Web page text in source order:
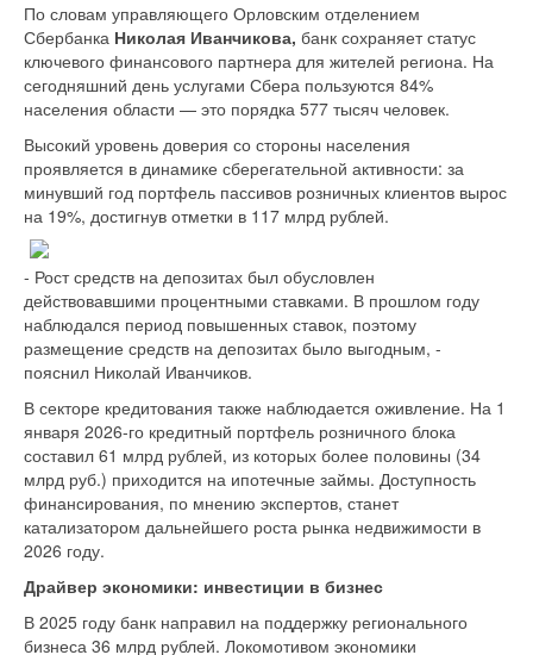
По словам управляющего Орловским отделением
Сбербанка Николая Иванчикова, банк сохраняет статус
ключевого финансового партнера для жителей региона. На
сегодняшний день услугами Сбера пользуются 84%
населения области — это порядка 577 тысяч человек.
Высокий уровень доверия со стороны населения
проявляется в динамике сберегательной активности: за
минувший год портфель пассивов розничных клиентов вырос
на 19%, достигнув отметки в 117 млрд рублей.
- Рост средств на депозитах был обусловлен
действовавшими процентными ставками. В прошлом году
наблюдался период повышенных ставок, поэтому
размещение средств на депозитах было выгодным, -
пояснил Николай Иванчиков.
В секторе кредитования также наблюдается оживление. На 1
января 2026-го кредитный портфель розничного блока
составил 61 млрд рублей, из которых более половины (34
млрд руб.) приходится на ипотечные займы. Доступность
финансирования, по мнению экспертов, станет
катализатором дальнейшего роста рынка недвижимости в
2026 году.
Драйвер экономики: инвестиции в бизнес
В 2025 году банк направил на поддержку регионального
бизнеса 36 млрд рублей. Локомотивом экономики